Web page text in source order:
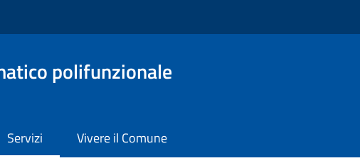
polifunzionale
Servizi Vivere il Comune